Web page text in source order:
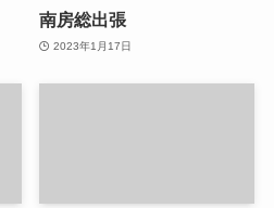
南房総出張
2023年1月17日